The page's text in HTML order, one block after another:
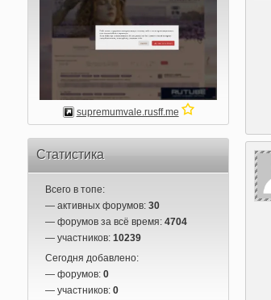
supremumvale.rusff.me
Статистика
Всего в топе:
— активных форумов: 30
— форумов за всё время: 4704
— участников: 10239
Сегодня добавлено:
— форумов: 0
— участников: 0